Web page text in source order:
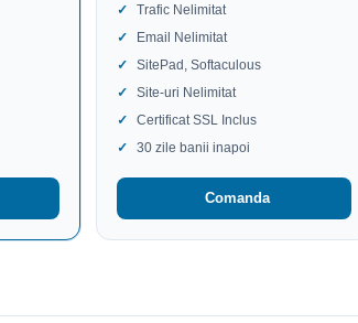
Trafic Nelimitat
Email Nelimitat
SitePad, Softaculous
Site-uri Nelimitat
Certificat SSL Inclus
30 zile banii inapoi
Comanda